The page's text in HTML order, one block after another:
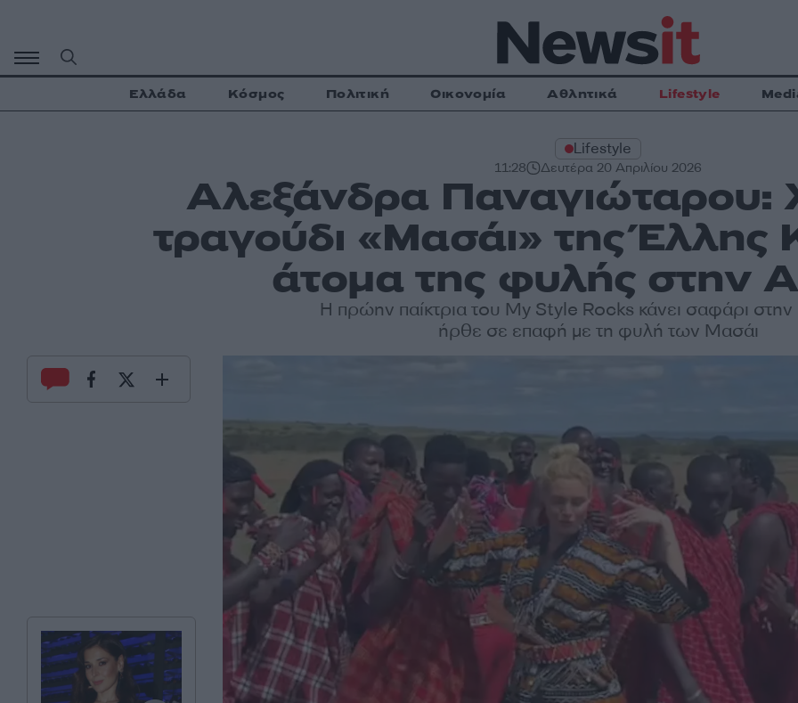
περιεχόμενο
Ελλάδα Κόσμος Πολιτική Οικονομία Αθλητικά Lifestyle
Lifestyle
11:28 Δευτέρα 20 Απριλίου 2026
Αλεξάνδρα Παναγιώταρου:
τραγούδι «Μασάι» της Έλλης
άτομα της φυλής στην
Η πρώην παίκτρια του My Style Rocks κάνει σαφάρι στην
ήρθε σε επαφή με τη φυλή των Μασάι